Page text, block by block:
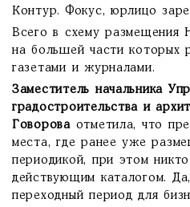
Контур. Фокус, юрлицо
Всего в схему размещения
на большей части которых
газетами и журналами.
Заместитель начальника
градостроительства и
Говороваотметила, что
места, где ранее уже
периодикой, при этом
действующим каталогом.
переходный период для